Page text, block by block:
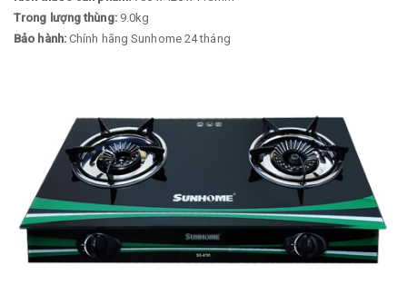
Trong lượng thùng: 9.0kg
Bảo hành:Chính hãng Sunhome 24 tháng